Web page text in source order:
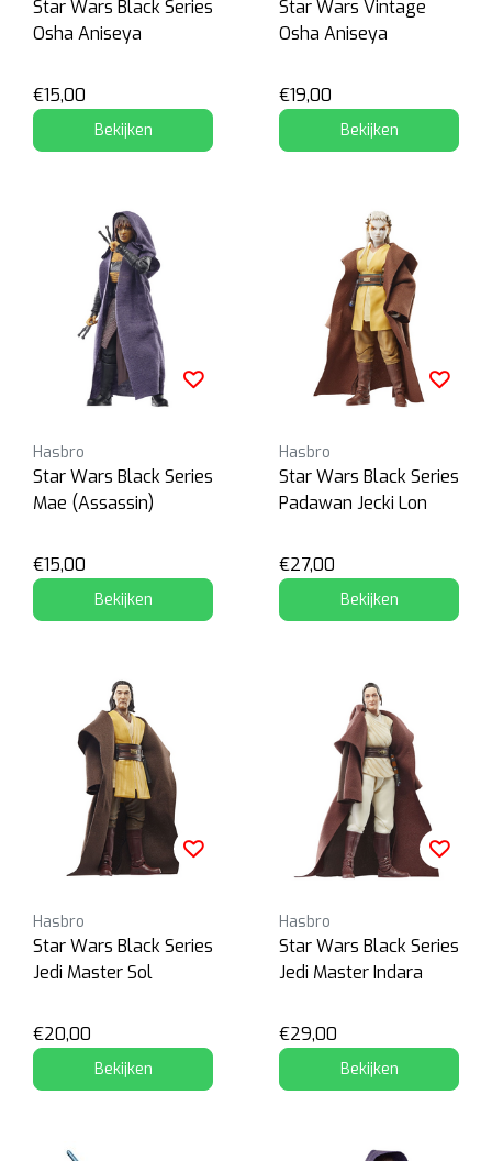
Star Wars Black Series
Osha Aniseya
€15,00
Bekijken
Star Wars Vintage
Osha Aniseya
€19,00
Bekijken
Hasbro
Star Wars Black Series
Mae (Assassin)
€15,00
Bekijken
Hasbro
Star Wars Black Series
Padawan Jecki Lon
€27,00
Bekijken
Hasbro
Star Wars Black Series
Jedi Master Sol
€20,00
Bekijken
Hasbro
Star Wars Black Series
Jedi Master Indara
€29,00
Bekijken